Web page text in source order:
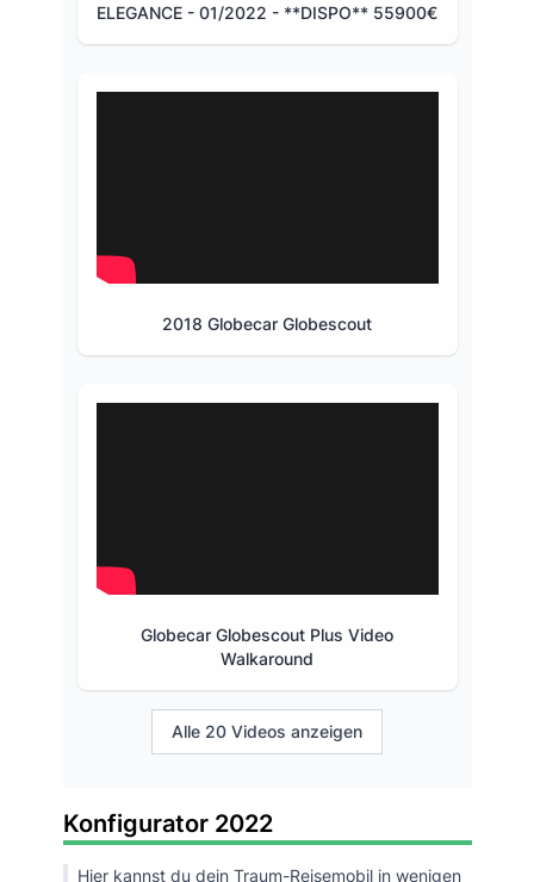
ELEGANCE - 01/2022 - **DISPO** 55900€
2018 Globecar Globescout
Globecar Globescout Plus Video
Walkaround
Alle 20 Videos anzeigen
Konfigurator 2022
Hier kannst du dein Traum-Reisemobil in wenigen